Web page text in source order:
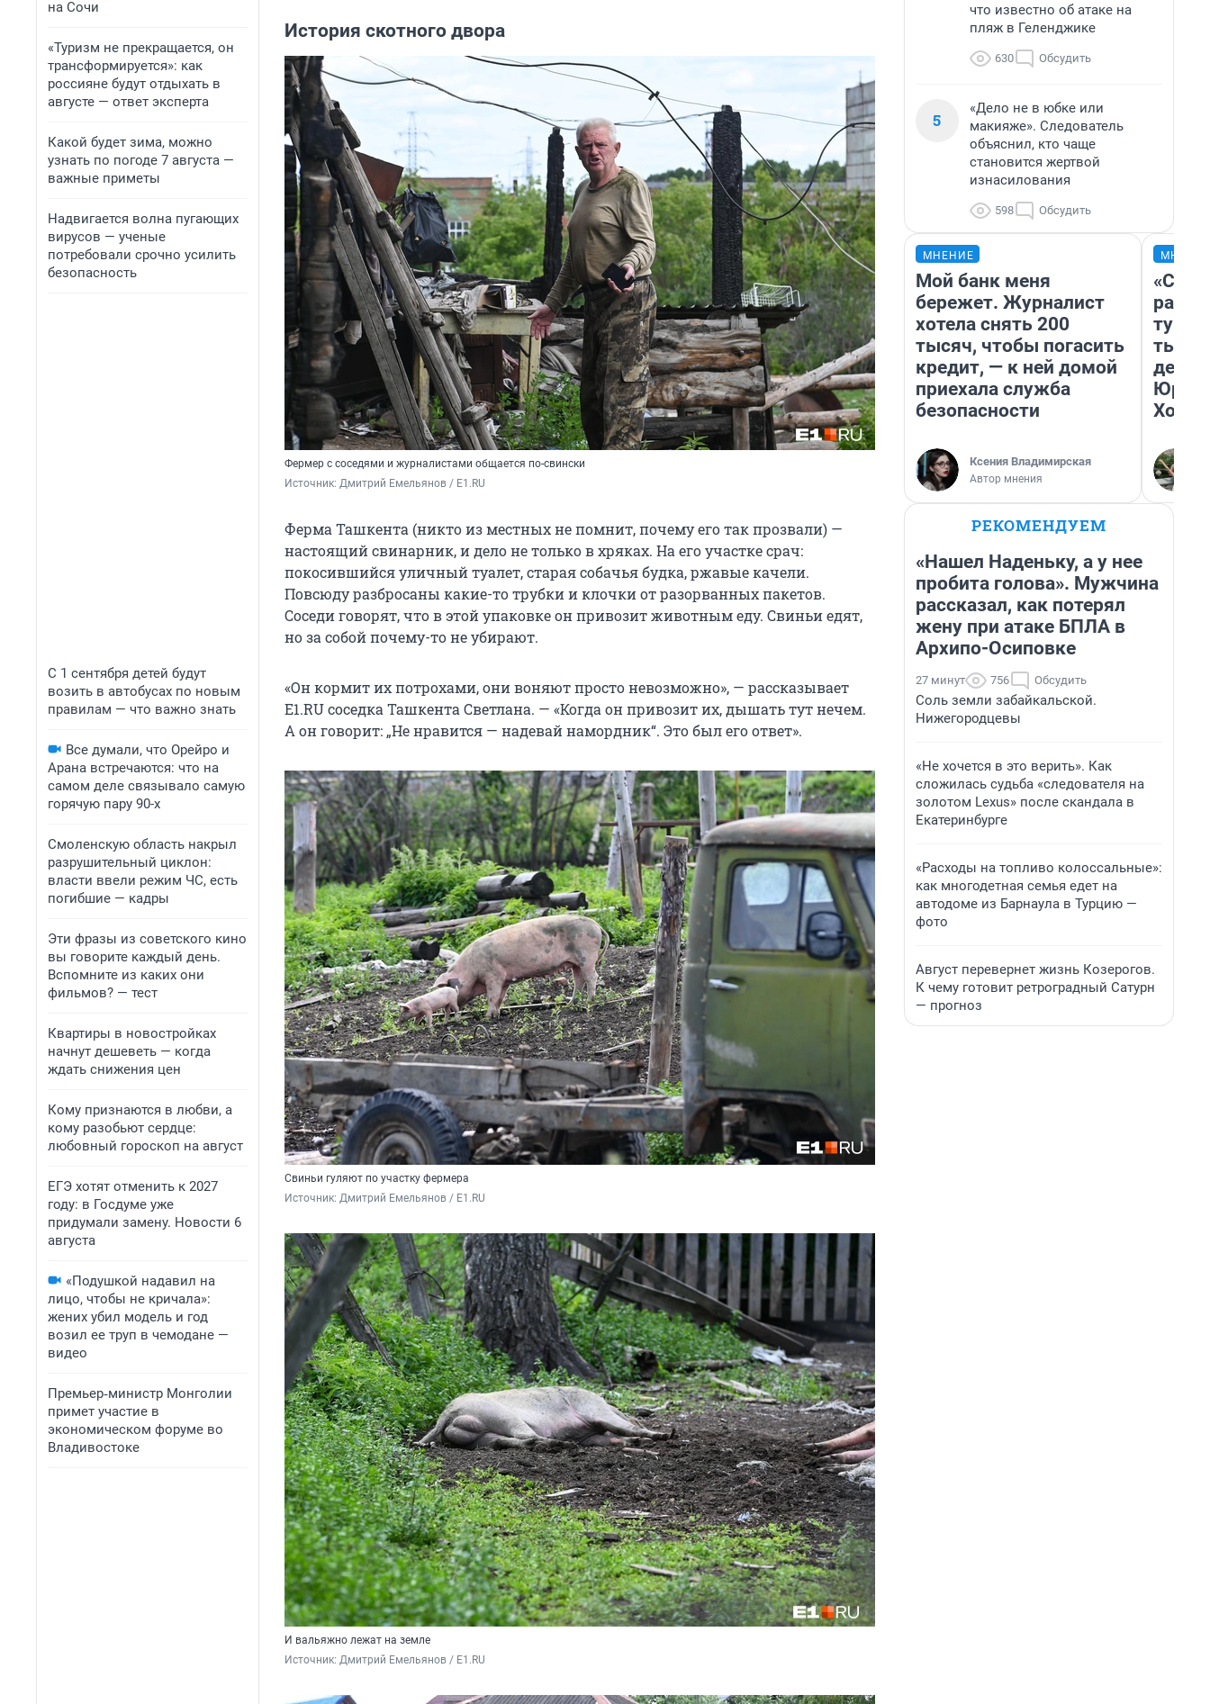
на Сочи
«Туризм не прекращается, он
трансформируется»: как
россияне будут отдыхать в
августе — ответ эксперта
Какой будет зима, можно
узнать по погоде 7 августа —
важные приметы
Надвигается волна пугающих
вирусов — ученые
потребовали срочно усилить
безопасность
С 1 сентября детей будут
возить в автобусах по новым
правилам — что важно знать
Все думали, что Орейро и
Арана встречаются: что на
самом деле связывало самую
горячую пару 90-х
Смоленскую область накрыл
разрушительный циклон:
власти ввели режим ЧС, есть
погибшие — кадры
Эти фразы из советского кино
вы говорите каждый день.
Вспомните из каких они
фильмов? — тест
Квартиры в новостройках
начнут дешеветь — когда
ждать снижения цен
Кому признаются в любви, а
кому разобьют сердце:
любовный гороскоп на август
ЕГЭ хотят отменить к 2027
году: в Госдуме уже
придумали замену. Новости 6
августа
«Подушкой надавил на
лицо, чтобы не кричала»:
жених убил модель и год
возил ее труп в чемодане —
видео
Премьер‑министр Монголии
примет участие в
экономическом форуме во
Владивостоке
История скотного двора
Фермер с соседями и журналистами общается по-свински
Источник: Дмитрий Емельянов / E1.RU
Ферма Ташкента (никто из местных не помнит, почему его так прозвали) —
настоящий свинарник, и дело не только в хряках. На его участке срач:
покосившийся уличный туалет, старая собачья будка, ржавые качели.
Повсюду разбросаны какие-то трубки и клочки от разорванных пакетов.
Соседи говорят, что в этой упаковке он привозит животным еду. Свиньи едят,
но за собой почему-то не убирают.
«Он кормит их потрохами, они воняют просто невозможно», — рассказывает
E1.RU соседка Ташкента Светлана. — «Когда он привозит их, дышать тут нечем.
А он говорит: „Не нравится — надевай намордник“. Это был его ответ».
Свиньи гуляют по участку фермера
Источник: Дмитрий Емельянов / E1.RU
И вальяжно лежат на земле
Источник: Дмитрий Емельянов / E1.RU
что известно об атаке на
пляж в Геленджике
630 Обсудить
5
«Дело не в юбке или
макияже». Следователь
объяснил, кто чаще
становится жертвой
изнасилования
598 Обсудить
МНЕНИЕ
Мой банк меня
бережет. Журналист
хотела снять 200
тысяч, чтобы погасить
кредит, — к ней домой
приехала служба
безопасности
Ксения Владимирская
Автор мнения
день
РЕКОМЕНДУЕМ
«Нашел Наденьку, а у нее
пробита голова». Мужчина
рассказал, как потерял
жену при атаке БПЛА в
Архипо-Осиповке
27 минут 756 Обсудить
Соль земли забайкальской.
Нижегородцевы
«Не хочется в это верить». Как
сложилась судьба «следователя на
золотом Lexus» после скандала в
Екатеринбурге
«Расходы на топливо колоссальные»:
как многодетная семья едет на
автодоме из Барнаула в Турцию —
фото
Август перевернет жизнь Козерогов.
К чему готовит ретроградный Сатурн
— прогноз